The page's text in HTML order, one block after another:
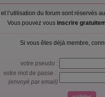
et l’utilisation du forum sont réservés
Vous pouvez vous inscrire
Si vous êtes déjà membre,
votre pseudo :
votre mot de passe :
(envoyé par email)